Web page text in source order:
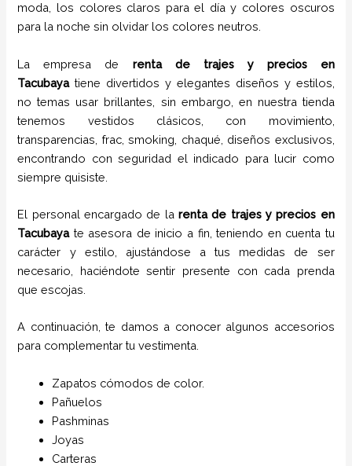
moda, los colores claros para el día y colores oscuros
para la noche sin olvidar los colores neutros.
La empresa de renta de trajes y precios en
Tacubaya tiene divertidos y elegantes diseños y estilos,
no temas usar brillantes, sin embargo, en nuestra tienda
tenemos vestidos clásicos, con movimiento,
transparencias, frac, smoking, chaqué, diseños exclusivos,
encontrando con seguridad el indicado para lucir como
siempre quisiste.
El personal encargado de la renta de trajes y precios en
Tacubayate asesora de inicio a fin, teniendo en cuenta tu
carácter y estilo, ajustándose a tus medidas de ser
necesario, haciéndote sentir presente con cada prenda
que escojas.
A continuación, te damos a conocer algunos accesorios
para complementar tu vestimenta.
Zapatos cómodos de color.
Pañuelos
Pashminas
Joyas
Carteras